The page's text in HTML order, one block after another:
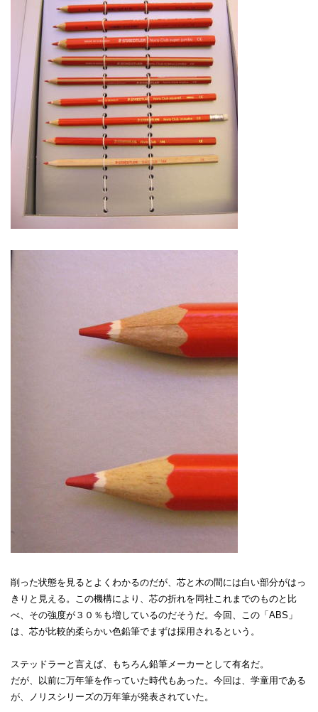
削った状態を見るとよくわかるのだが、芯と木の間には白い部分がはっ
きりと見える。この機構により、芯の折れを同社これまでのものと比
べ、その強度が３０％も増しているのだそうだ。今回、この「ABS」
は、芯が比較的柔らかい色鉛筆でまずは採用されるという。
ステッドラーと言えば、もちろん鉛筆メーカーとして有名だ。
だが、以前に万年筆を作っていた時代もあった。今回は、学童用である
が、ノリスシリーズの万年筆が発表されていた。